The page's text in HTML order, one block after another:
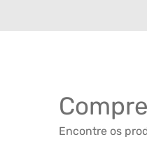
Encontre os